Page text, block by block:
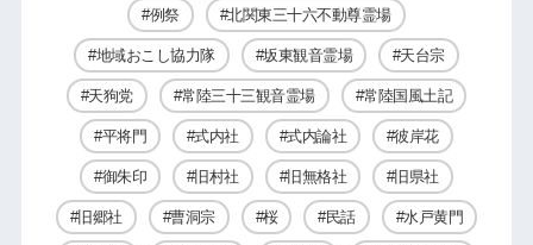
例祭 北関東三十六不動尊霊場
地域おこし協力隊 坂東観音霊場 天台宗
天狗党 常陸三十三観音霊場 常陸国風土記
平将門 式内社 式内論社 彼岸花
御朱印 旧村社 旧無格社 旧県社
旧郷社 曹洞宗 桜 民話 水戸黄門